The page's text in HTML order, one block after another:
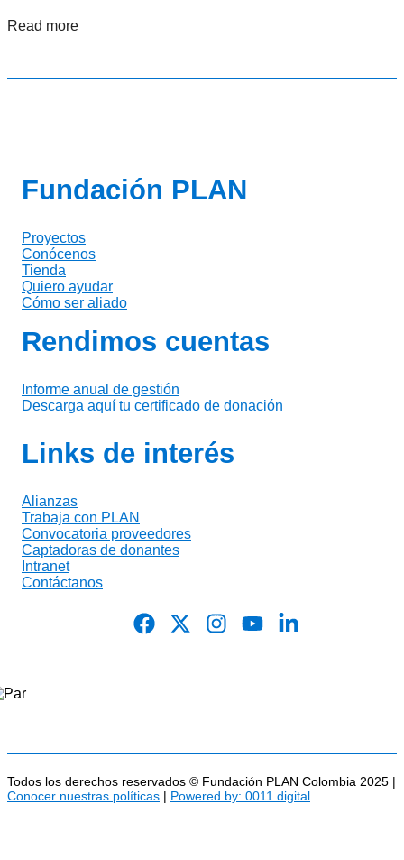
Read more
Fundación PLAN
Proyectos
Conócenos
Tienda
Quiero ayudar
Cómo ser aliado
Rendimos cuentas
Informe anual de gestión
Descarga aquí tu certificado de donación
Links de interés
Alianzas
Trabaja con PLAN
Convocatoria proveedores
Captadoras de donantes
Intranet
Contáctanos
Todos los derechos reservados © Fundación PLAN Colombia 2025 |
Conocer nuestras políticas | Powered by: 0011.digital